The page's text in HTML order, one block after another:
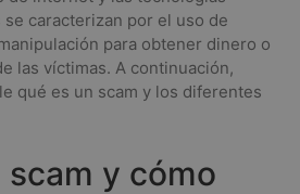
caracterizan por el uso de
para obtener dinero o
las víctimas. A continuación,
qué es un scam y los diferentes
scam y cómo